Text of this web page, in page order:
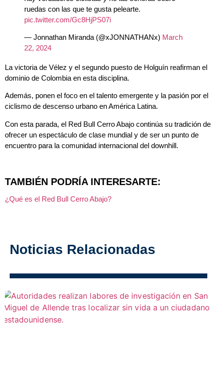
ruedas con las que te gusta pelearte.
pic.twitter.com/Gc8HjPS07i
— Jonnathan Miranda (@xJONNATHANx) March
22, 2024
La victoria de Vélez y el segundo puesto de Holguín reafirman el
dominio de Colombia en esta disciplina.
Además, ponen el foco en el talento emergente y la pasión por el
ciclismo de descenso urbano en América Latina.
Con esta parada, el Red Bull Cerro Abajo continúa su tradición de
ofrecer un espectáculo de clase mundial y de ser un punto de
encuentro para la comunidad internacional del downhill.
TAMBIÉN PODRÍA INTERESARTE:
¿Qué es el Red Bull Cerro Abajo?
Noticias Relacionadas